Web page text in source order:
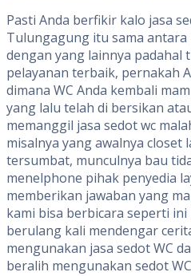
Pasti Anda berfikir kalo jasa
Tulungagung itu sama
dengan yang lainnya padahal
pelayanan terbaik, pernakah
dimana WC Anda kembali
yang lalu telah di bersikan
memanggil jasa sedot wc
misalnya yang awalnya closet
tersumbat, munculnya bau
menelphone pihak penyedia
memberikan jawaban yang
kami bisa berbicara seperti
berulang kali mendengar
mengunakan jasa sedot WC
beralih mengunakan sedot